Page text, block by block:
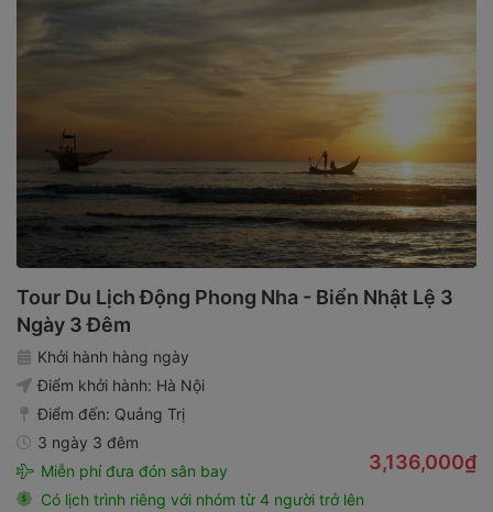
Tour Du Lịch Động Phong Nha - Biển Nhật Lệ 3
Ngày 3 Đêm
3,136,000₫
Khởi hành hàng ngày
Điểm khởi hành: Hà Nội
Điểm đến: Quảng Trị
3 ngày 3 đêm
Miễn phí đưa đón sân bay
Có lịch trình riêng với nhóm từ 4 người trở lên